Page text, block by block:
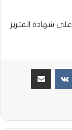
على شهادة المتريز
مشاركة عبر البريد